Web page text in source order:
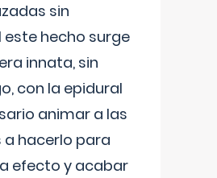
sin
este hecho surge
innata, sin
con la epidural
animar a las
a hacerlo para
efecto y acabar